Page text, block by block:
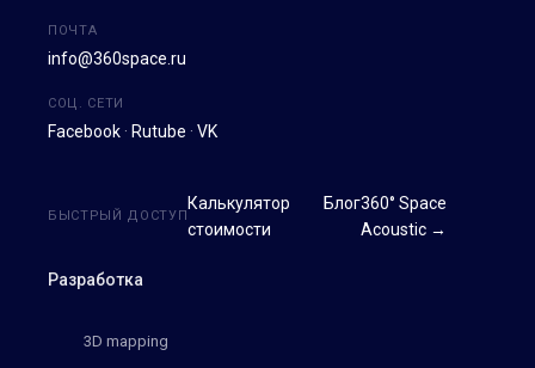
ПОЧТА
info@360space.ru
СОЦ. СЕТИ
Facebook · Rutube · VK
Разработка
3D mapping
БЫСТРЫЙ ДОСТУП
Калькулятор
стоимости
Блог360° Space
Acoustic →